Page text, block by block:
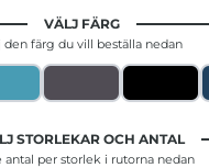
VÄLJ FÄRG
den färg du vill beställa nedan
STORLEKAR OCH ANTAL
antal per storlek i rutorna nedan